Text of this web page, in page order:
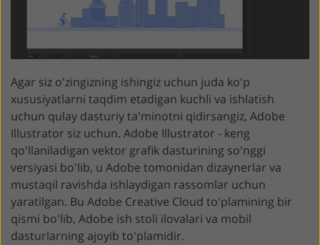
Agar siz o'zingizning ishingiz uchun juda ko'p
xususiyatlarni taqdim etadigan kuchli va ishlatish
uchun qulay dasturiy ta'minotni qidirsangiz, Adobe
Illustrator siz uchun. Adobe Illustrator - keng
qo'llaniladigan vektor grafik dasturining so'nggi
versiyasi bo'lib, u Adobe tomonidan dizaynerlar va
mustaqil ravishda ishlaydigan rassomlar uchun
yaratilgan. Bu Adobe Creative Cloud to'plamining bir
qismi bo'lib, Adobe ish stoli ilovalari va mobil
dasturlarning ajoyib to'plamidir.